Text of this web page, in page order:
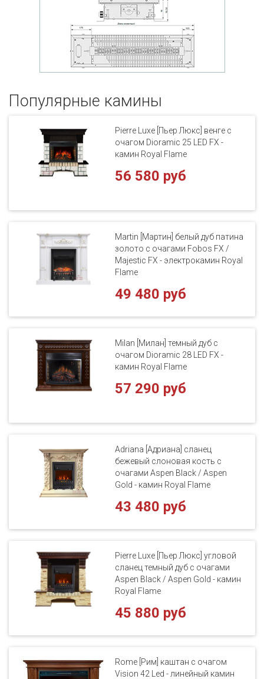
Популярные кaмины
Pierre Luxe [Пьер Люкс] венге с
очагом Dioramic 25 LED FX -
камин Royal Flame
56 580 руб
Martin [Мартин] белый дуб патина
золото с очагами Fobos FX /
Majestic FX - электрокамин Royal
Flame
49 480 руб
Milan [Милан] темный дуб с
очагом Dioramic 28 LED FX -
камин Royal Flame
57 290 руб
Adriana [Адриана] сланец
бежевый слоновая кость с
очагами Aspen Black / Aspen
Gold - камин Royal Flame
43 480 руб
Pierre Luxe [Пьер Люкс] угловой
сланец темный дуб с очагами
Aspen Black / Aspen Gold - камин
Royal Flame
45 880 руб
Rome [Рим] каштан с очагом
Vision 42 Led - линейный камин